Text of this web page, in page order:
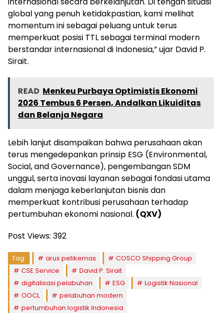
global yang penuh ketidakpastian, kami melihat
momentum ini sebagai peluang untuk terus
memperkuat posisi TTL sebagai terminal modern
berstandar internasional di Indonesia,” ujar David P.
Sirait.
READ Menkeu Purbaya Optimistis Ekonomi
2026 Tembus 6 Persen, Andalkan Likuiditas
dan Belanja Negara
Lebih lanjut disampaikan bahwa perusahaan akan
terus mengedepankan prinsip ESG (Environmental,
Social, and Governance), pengembangan SDM
unggul, serta inovasi layanan sebagai fondasi utama
dalam menjaga keberlanjutan bisnis dan
memperkuat kontribusi perusahaan terhadap
pertumbuhan ekonomi nasional. (QXV)
Post Views: 392
Tag: arus petikemas
COSCO Shipping Group
CSE Service
David P. Sirait
digitalisasi pelabuhan
ESG
Logistik Nasional
OOCL
pelabuhan modern
pertumbuhan logistik Indonesia